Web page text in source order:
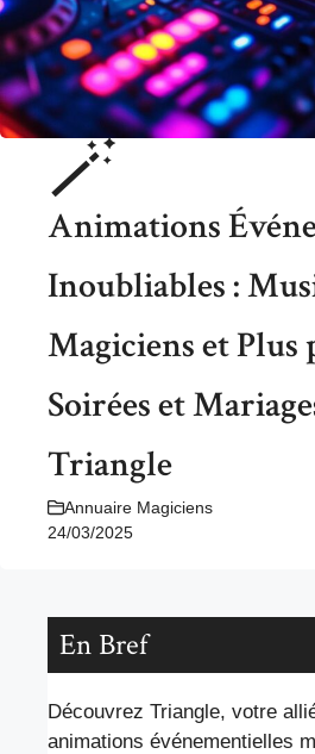
🪄
Animations
Inoubliables :
Magiciens et Plus
Soirées et
Triangle
Annuaire Magiciens
24/03/2025
En Bref
Découvrez Triangle, votre
animations événementielles